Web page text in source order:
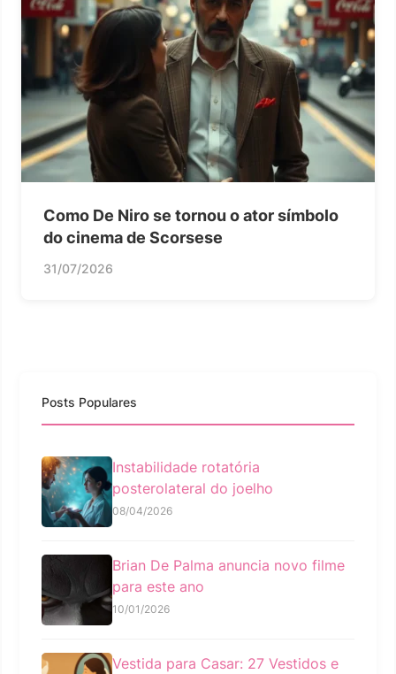
Como De Niro se tornou o ator símbolo
do cinema de Scorsese
31/07/2026
Posts Populares
Instabilidade rotatória
posterolateral do joelho
08/04/2026
Brian De Palma anuncia novo filme
para este ano
10/01/2026
Vestida para Casar: 27 Vestidos e